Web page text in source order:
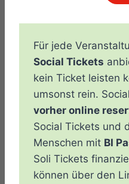
Für jede
Social Tickets
kein Ticket leisten
umsonst rein.
vorher online
Social Tickets und
Menschen mit BI
Soli Tickets
können über den